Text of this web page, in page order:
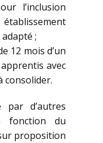
l’inclusion
;
12 mois d’un
avec
consolider.
d’autres
fonction du
proposition